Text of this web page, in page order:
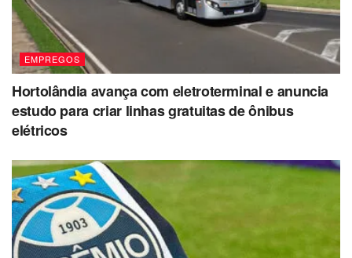
EMPREGOS
Hortolândia avança com eletroterminal e anuncia
estudo para criar linhas gratuitas de ônibus
elétricos